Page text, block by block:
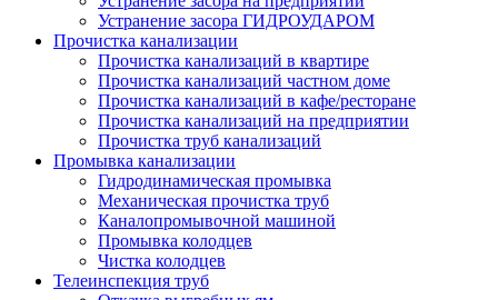
Устранение засора ГИДРОУДАРОМ
Прочистка канализации
Прочистка канализаций в квартире
Прочистка канализаций частном доме
Прочистка канализаций в кафе/ресторане
Прочистка канализаций на предприятии
Прочистка труб канализаций
Промывка канализации
Гидродинамическая промывка
Механическая прочистка труб
Каналопромывочной машиной
Промывка колодцев
Чистка колодцев
Телеинспекция труб